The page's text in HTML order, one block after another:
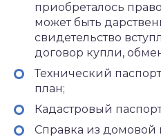
приобреталось
может быть
свидетельство
договор купли,
Технический
план;
Кадастровый
Справка из